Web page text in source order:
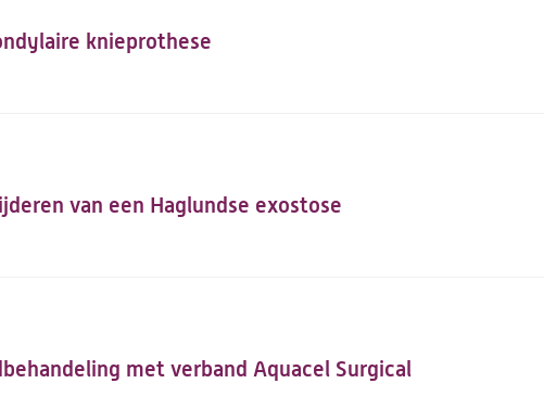
knieprothese
van een Haglundse exostose
met verband Aquacel Surgical